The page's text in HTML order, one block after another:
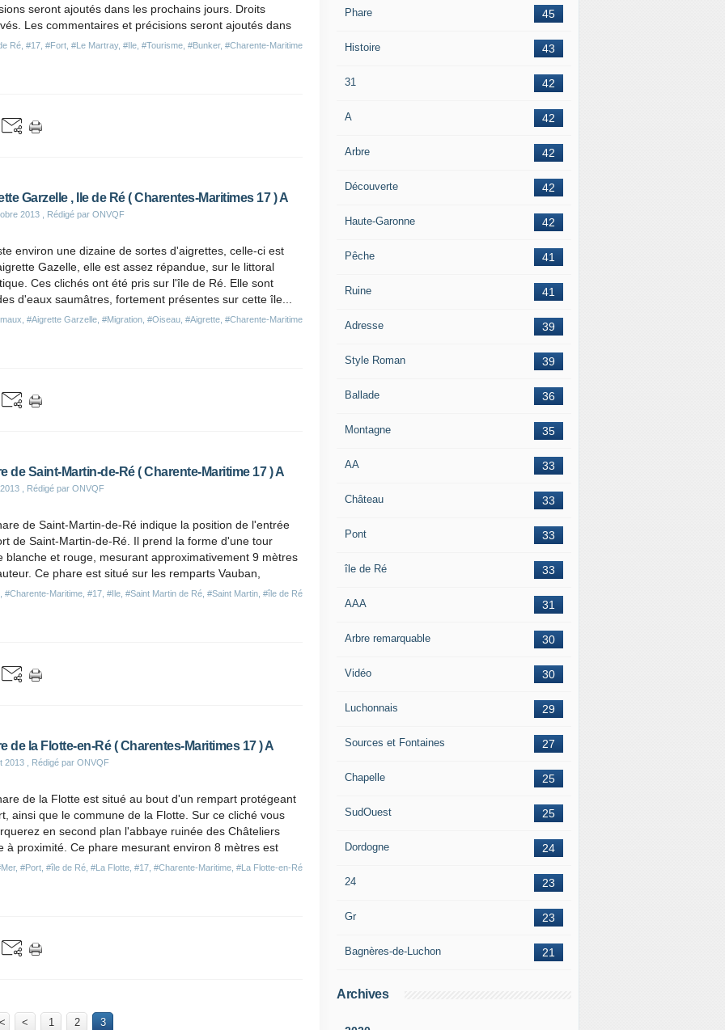
Ré #17 #Fort #Le Martray, #Ile #Tourisme #Bunker, #Charente-Maritime
seront ajoutés dans les prochains jours. Droits
Les commentaires et précisions seront ajoutés dans
Garzelle , Ile de Ré ( Charentes-Maritimes 17 ) A
2013 , Rédigé par ONVQF
#Aigrette Garzelle #Migration #Oiseau #Aigrette #Charente-Maritime
environ une dizaine de sortes d'aigrettes, celle-ci est
Gazelle, elle est assez répandue, sur le littoral
Ces clichés ont été pris sur l'île de Ré. Elle sont
d'eaux saumâtres, fortement présentes sur cette île...
de Saint-Martin-de-Ré ( Charente-Maritime 17 ) A
, Rédigé par ONVQF
#Charente-Maritime #17 #Ile #Saint Martin de Ré #Saint Martin #île de Ré
de Saint-Martin-de-Ré indique la position de l'entrée
de Saint-Martin-de-Ré. Il prend la forme d'une tour
blanche et rouge, mesurant approximativement 9 mètres
Ce phare est situé sur les remparts Vauban,
de la Flotte-en-Ré ( Charentes-Maritimes 17 ) A
2013 , Rédigé par ONVQF
, #Port #île de Ré #La Flotte #17 #Charente-Maritime #La Flotte-en-Ré
de la Flotte est situé au bout d'un rempart protégeant
ainsi que le commune de la Flotte. Sur ce cliché vous
en second plan l'abbaye ruinée des Châteliers
à proximité. Ce phare mesurant environ 8 mètres est
< 1 2 3
45
Phare
43
Histoire
42
31
42
A
42
Arbre
42
Découverte
42
Haute-Garonne
41
Pêche
41
Ruine
39
Adresse
39
Style Roman
36
Ballade
35
Montagne
33
AA
33
Château
33
Pont
33
île de Ré
31
AAA
30
Arbre remarquable
30
Vidéo
29
Luchonnais
27
Sources et Fontaines
25
Chapelle
25
SudOuest
24
Dordogne
23
24
23
Gr
21
Bagnères-de-Luchon
Archives